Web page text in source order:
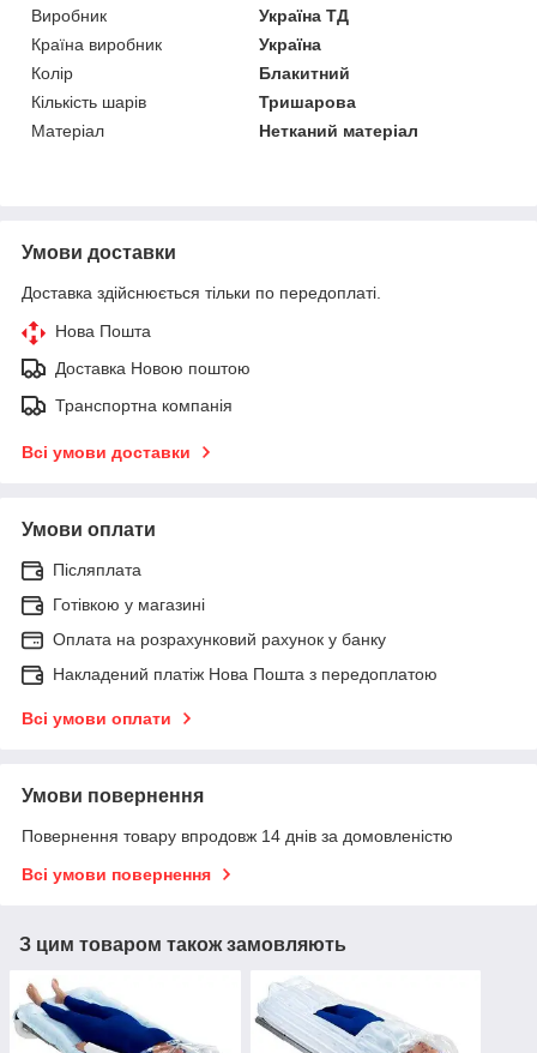
Виробник
Україна ТД
Країна виробник
Україна
Колір
Блакитний
Кількість шарів
Тришарова
Матеріал
Нетканий матеріал
Умови доставки
Доставка здійснюється тільки по передоплаті.
Нова Пошта
Доставка Новою поштою
Транспортна компанія
Всі умови доставки
Умови оплати
Післяплата
Готівкою у магазині
Оплата на розрахунковий рахунок у банку
Накладений платіж Нова Пошта з передоплатою
Всі умови оплати
Умови повернення
Повернення товару впродовж 14 днів за домовленістю
Всі умови повернення
З цим товаром також замовляють